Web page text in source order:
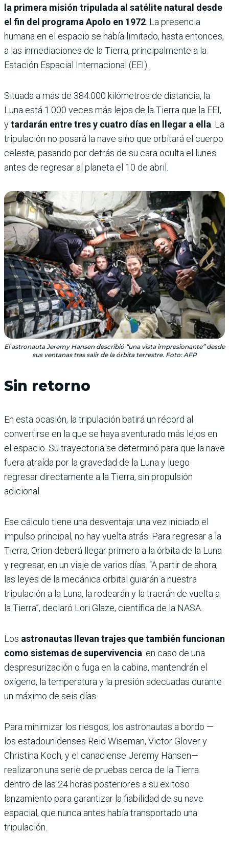
la primera misión tripulada al satélite natural desde
el fin del programa Apolo en 1972 . La presencia
humana en el espacio se había limitado, hasta entonces,
a las inmediaciones de la Tierra, principalmente a la
Estación Espacial Internacional (EEI).
Situada a más de 384.000 kilómetros de distancia, la
Luna está 1.000 veces más lejos de la Tierra que la EEI,
ytardarán entre tres y cuatro días en llegar a ella . La
tripulación no posará la nave sino que orbitará el cuerpo
celeste, pasando por detrás de su cara oculta el lunes
antes de regresar al planeta el 10 de abril.
El astronauta Jeremy Hansen describió “una vista impresionante” desde
sus ventanas tras salir de la órbita terrestre. Foto: AFP
Sin retorno
En esta ocasión, la tripulación batirá un récord al
convertirse en la que se haya aventurado más lejos en
el espacio. Su trayectoria se determinó para que la nave
fuera atraída por la gravedad de la Luna y luego
regresar directamente a la Tierra, sin propulsión
adicional.
Ese cálculo tiene una desventaja: una vez iniciado el
impulso principal, no hay vuelta atrás. Para regresar a la
Tierra, Orion deberá llegar primero a la órbita de la Luna
y regresar, en un viaje de varios días. “A partir de ahora,
las leyes de la mecánica orbital guiarán a nuestra
tripulación a la Luna, la rodearán y la traerán de vuelta a
la Tierra”, declaró Lori Glaze, científica de la NASA.
Los astronautas llevan trajes que también funcionan
como sistemas de supervivencia: en caso de una
despresurización o fuga en la cabina, mantendrán el
oxígeno, la temperatura y la presión adecuadas durante
un máximo de seis días.
Para minimizar los riesgos, los astronautas a bordo —
los estadounidenses Reid Wiseman, Victor Glover y
Christina Koch, y el canadiense Jeremy Hansen—
realizaron una serie de pruebas cerca de la Tierra
dentro de las 24 horas posteriores a su exitoso
lanzamiento para garantizar la fiabilidad de su nave
espacial, que nunca antes había transportado una
tripulación.